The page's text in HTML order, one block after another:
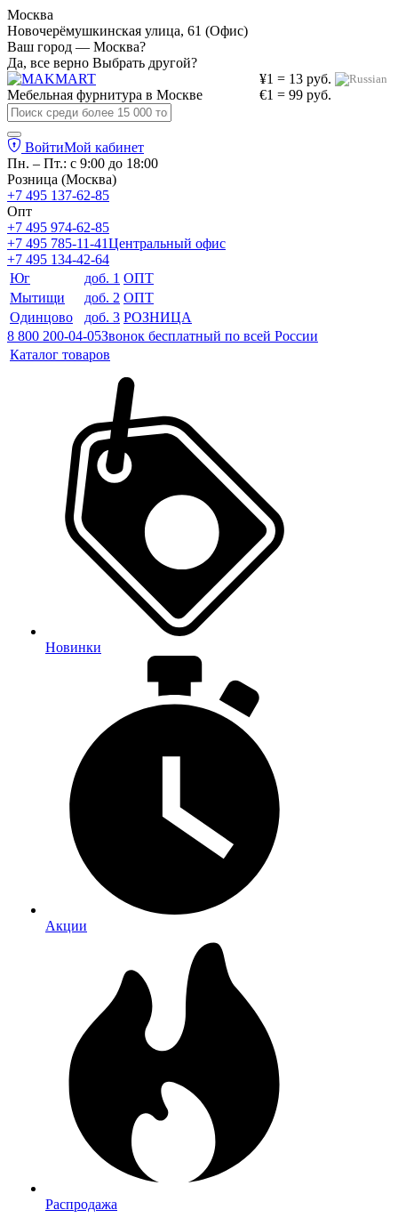
Москва
Новочерёмушкинская улица, 61 (Офис)
Ваш город — Москва?
Да, все верно Выбрать другой?
¥1 = 13 руб.
€1 = 99 руб.
Мебельная фурнитура в Москве
ВойтиМой кабинет
Пн. – Пт.: с 9:00 до 18:00
Розница (Москва)
+7 495 137-62-85
Опт
+7 495 974-62-85
+7 495 785-11-41Центральный офис
+7 495 134-42-64
Юг
доб. 1 ОПТ
Мытищи
доб. 2 ОПТ
Одинцово
доб. 3 РОЗНИЦА
8 800 200-04-05Звонок бесплатный по всей России
Каталог товаров
Новинки
Акции
Распродажа